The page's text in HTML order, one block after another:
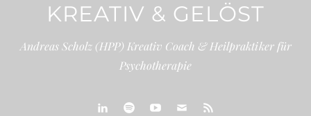
KREATIV & GELÖST
Andreas Scholz (HPP) Kreativ Coach & Heilpraktiker für
Psychotherapie